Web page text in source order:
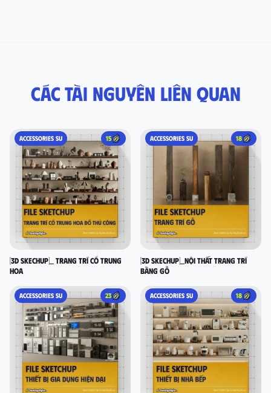
Các tài nguyên liên quan
ACCESSORIES SU 15
[3D SKECHUP]_ Trang trí cổ Trung
Hoa
ACCESSORIES SU 18
[3D SKECHUP]_Nội thất trang trí
bằng gỗ
ACCESSORIES SU 23 ACCESSORIES SU 18